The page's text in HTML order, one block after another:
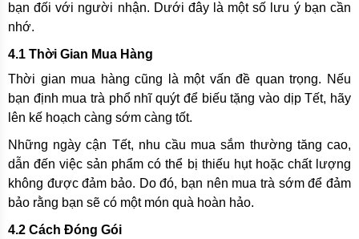
bạn đối với người nhận. Dưới đây là một số lưu ý bạn cần
nhớ.
4.1 Thời Gian Mua Hàng
Thời gian mua hàng cũng là một vấn đề quan trọng. Nếu
bạn định mua trà phổ nhĩ quýt để biếu tặng vào dịp Tết, hãy
lên kế hoạch càng sớm càng tốt.
Những ngày cận Tết, nhu cầu mua sắm thường tăng cao,
dẫn đến việc sản phẩm có thể bị thiếu hụt hoặc chất lượng
không được đảm bảo. Do đó, bạn nên mua trà sớm để đảm
bảo rằng bạn sẽ có một món quà hoàn hảo.
4.2 Cách Đóng Gói